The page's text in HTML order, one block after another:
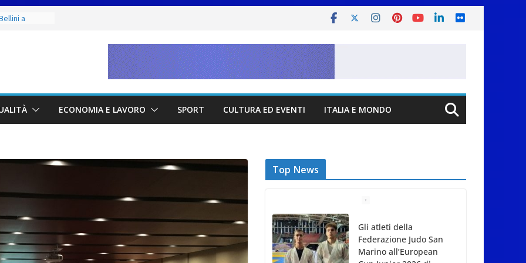
a
buona
Con la
si è
in migliaia
ECONOMIA E LAVORO SPORT CULTURA ED EVENTI ITALIA E MONDO
Top News
Gli atleti della
Federazione Judo San
Marino all’European